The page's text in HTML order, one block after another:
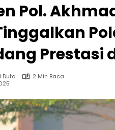
Pol.
Prestasi
Duta
2 Min Baca